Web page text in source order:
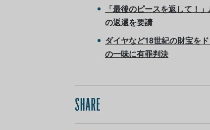
「最後のピースを返して！
の返還を要請
ダイヤなど18世紀の財宝を
の一味に有罪判決